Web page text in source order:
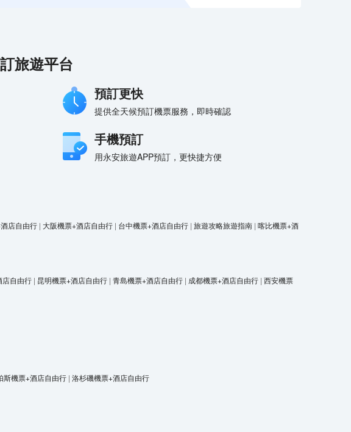
旅遊平台
預訂更快
提供全天候預訂機票服務，即時確認
手機預訂
用永安旅遊APP預訂，更快捷方便
店自由行 | 大阪機票+酒店自由行 | 台中機票+酒店自由行 | 旅遊攻略旅遊指南 | 喀比機票+酒
店自由行 | 昆明機票+酒店自由行 | 青島機票+酒店自由行 | 成都機票+酒店自由行 | 西安機票
斯機票+酒店自由行 | 洛杉磯機票+酒店自由行